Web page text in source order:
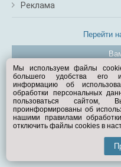
Реклама
Перейти
©
Мы используем файлы
большего удобства его
информацию об
обработки персональных
пользоваться сайтом,
проинформированы об
нашими правилами
отключить файлы cookies в